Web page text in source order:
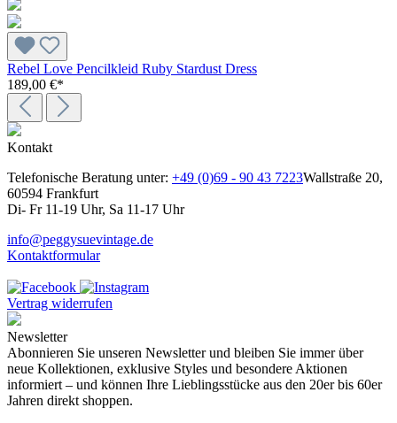
Rebel Love Pencilkleid Ruby Stardust Dress
189,00 €*
Kontakt
Telefonische Beratung unter: +49 (0)69 - 90 43 7223Wallstraße 20,
60594 Frankfurt
Di- Fr 11-19 Uhr, Sa 11-17 Uhr
info@peggysuevintage.de
Kontaktformular
Vertrag widerrufen
Newsletter
Abonnieren Sie unseren Newsletter und bleiben Sie immer über
neue Kollektionen, exklusive Styles und besondere Aktionen
informiert – und können Ihre Lieblingsstücke aus den 20er bis 60er
Jahren direkt shoppen.